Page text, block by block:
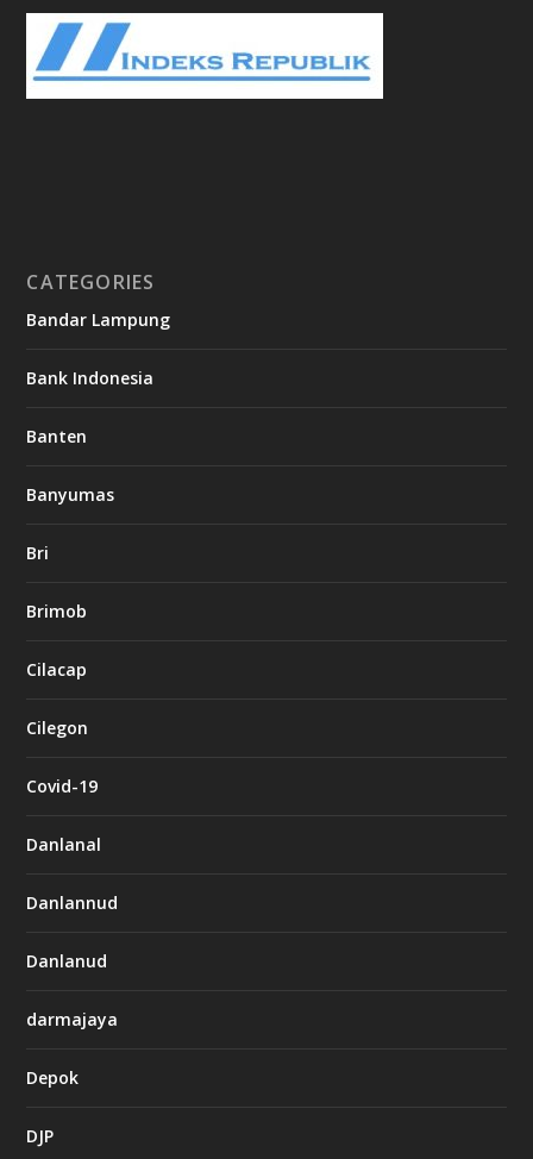
CATEGORIES
Bandar Lampung
Bank Indonesia
Banten
Banyumas
Bri
Brimob
Cilacap
Cilegon
Covid-19
Danlanal
Danlannud
Danlanud
darmajaya
Depok
DJP